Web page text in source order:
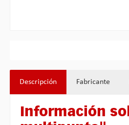
Descripción Fabricante
Información